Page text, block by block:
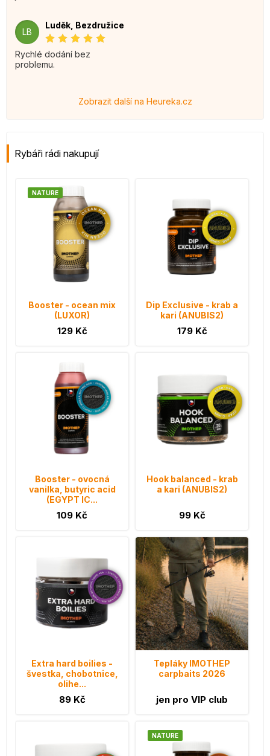
LB
Luděk, Bezdružice
Rychlé dodání bez
problemu.
Zobrazit další na Heureka.cz
Rybáři rádi nakupují
NATURE
Booster - ocean mix
(LUXOR)
129 Kč
Dip Exclusive - krab a
kari (ANUBIS2)
179 Kč
Booster - ovocná
vanilka, butyric acid
(EGYPT IC...
109 Kč
Hook balanced - krab
a kari (ANUBIS2)
99 Kč
Extra hard boilies -
švestka, chobotnice,
olihe...
89 Kč
Tepláky IMOTHEP
carpbaits 2026
jen pro VIP club
NATURE